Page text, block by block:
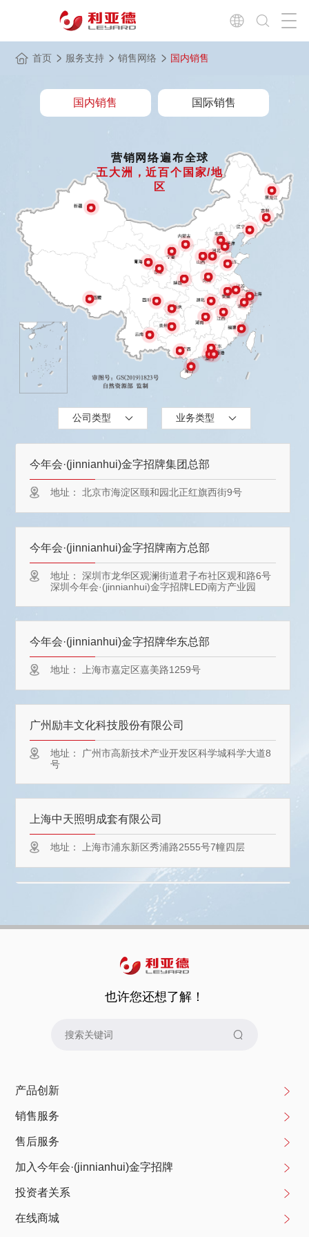
首页 服务支持 销售网络 国内销售
国内销售 国际销售
营销网络遍布全球
五大洲，近百个国家/地
区
公司类型 业务类型
今年会·(jinnianhui)金字招牌集团总部
地址：北京市海淀区颐和园北正红旗西街9号
今年会·(jinnianhui)金字招牌南方总部
地址：深圳市龙华区观澜街道君子布社区观和路6号
深圳今年会·(jinnianhui)金字招牌LED南方产业园
今年会·(jinnianhui)金字招牌华东总部
地址： 上海市嘉定区嘉美路1259号
广州励丰文化科技股份有限公司
地址： 广州市高新技术产业开发区科学城科学大道8
号
上海中天照明成套有限公司
地址： 上海市浦东新区秀浦路2555号7幢四层
绿勀照明工程（上海）有限公司
地址：上海市嘉定区众仁路399号1幢12层B区
深圳金立翔视效科技有限公司
深圳今年会·(jinnianhui)金字招牌LED南方产业园
今年会·(jinnianhui)金字招牌智慧显示（深圳）有
深圳今年会·(jinnianhui)金字招牌LED南方产业园
今年会·(jinnianhui)金字招牌（西安）智能系统有
限责任公司
也许您还想了解！
产品创新
销售服务
售后服务
加入今年会·(jinnianhui)金字招牌
投资者关系
在线商城